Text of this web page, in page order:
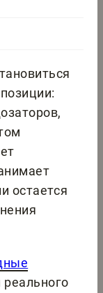
остается